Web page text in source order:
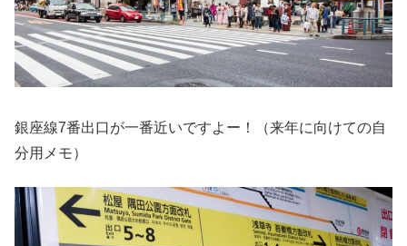
銀座線7番出口が一番近いですよー！（来年に向けての自
分用メモ）